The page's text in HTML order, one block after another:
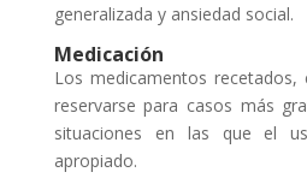
generalizada y ansiedad social.
Medicación
Los medicamentos recetados,
reservarse para casos más
situaciones en las que el
apropiado.